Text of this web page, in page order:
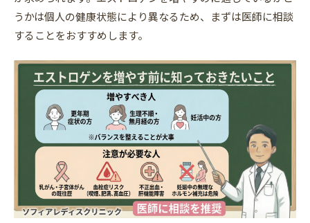
うかは個人の健康状態により異なるため、まずは医師に相談
することをおすすめします。